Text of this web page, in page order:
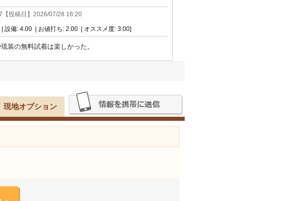
【投稿日】 2026/07/28 16:20
設備: 4.00 | お値打ち: 2.00 | オススメ度: 3.00]
装の無料試着は楽しかった。
現地オプション